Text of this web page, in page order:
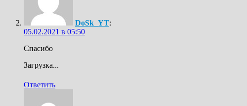
DoSk_YT:
05.02.2021 в 05:50
Спасибо
Загрузка...
Ответить